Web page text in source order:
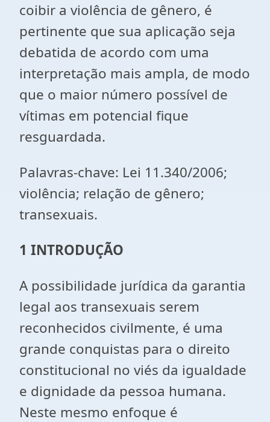
coibir a violência de gênero, é
pertinente que sua aplicação seja
debatida de acordo com uma
interpretação mais ampla, de modo
que o maior número possível de
vítimas em potencial fique
resguardada.
Palavras-chave: Lei 11.340/2006;
violência; relação de gênero;
transexuais.
1 INTRODUÇÃO
A possibilidade jurídica da garantia
legal aos transexuais serem
reconhecidos civilmente, é uma
grande conquistas para o direito
constitucional no viés da igualdade
e dignidade da pessoa humana.
Neste mesmo enfoque é